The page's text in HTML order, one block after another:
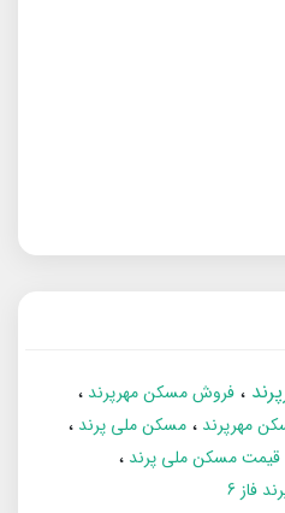
فروش مسکن مهرپرند
مهرپرند
مسکن ملی پرند
قیمت مسکن ملی پرند
فاز 6